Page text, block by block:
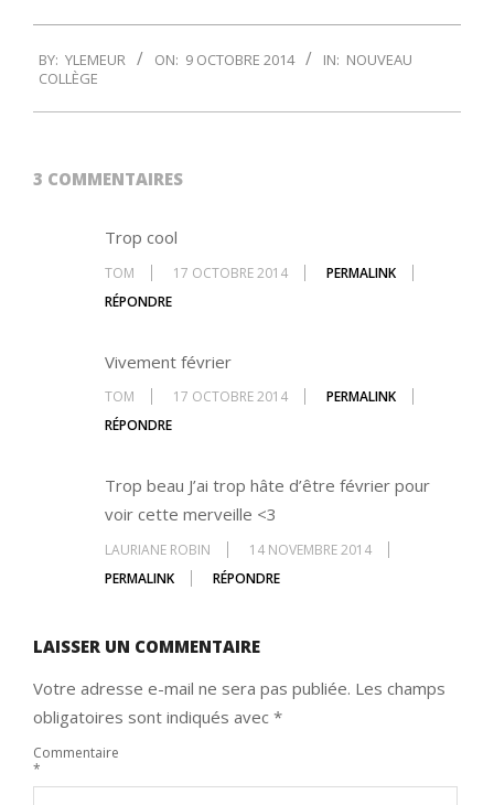
10-
BY: YLEMEUR ON: 9 OCTOBRE 2014 IN: NOUVEAU
COLLÈGE
3 COMMENTAIRES
Trop cool
TOM 17 OCTOBRE 2014
PERMALINK
RÉPONDRE
Vivement février
TOM 17 OCTOBRE 2014
PERMALINK
RÉPONDRE
Trop beau J’ai trop hâte d’être février pour
voir cette merveille <3
LAURIANE ROBIN
14 NOVEMBRE 2014
PERMALINK
RÉPONDRE
LAISSER UN COMMENTAIRE
Votre adresse e-mail ne sera pas publiée. Les champs
obligatoires sont indiqués avec *
Commentaire
*